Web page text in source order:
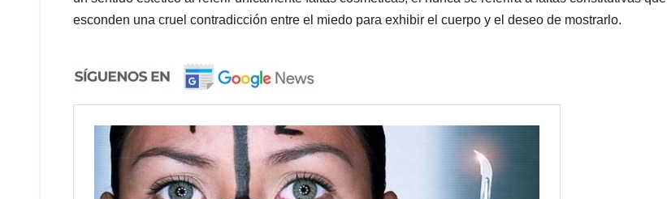
esconden una cruel contradicción entre el miedo para exhibir el cuerpo y el deseo de mostrarlo.